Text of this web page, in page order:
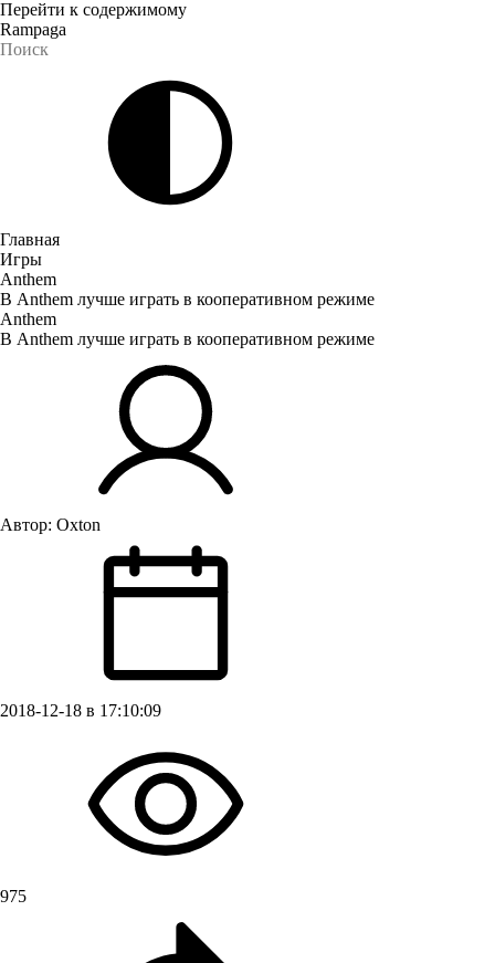
Перейти к содержимому
Rampaga
Главная
Игры
Anthem
В Anthem лучше играть в кооперативном режиме
Anthem
В Anthem лучше играть в кооперативном режиме
Автор: Oxton
2018-12-18 в 17:10:09
975